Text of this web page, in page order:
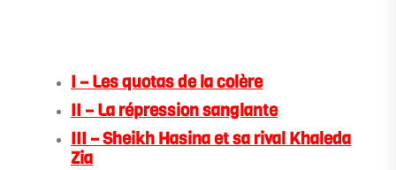
I – Les quotas de la colère
II – La répression sanglante
III – Sheikh Hasina et sa rival Khaleda
Zia